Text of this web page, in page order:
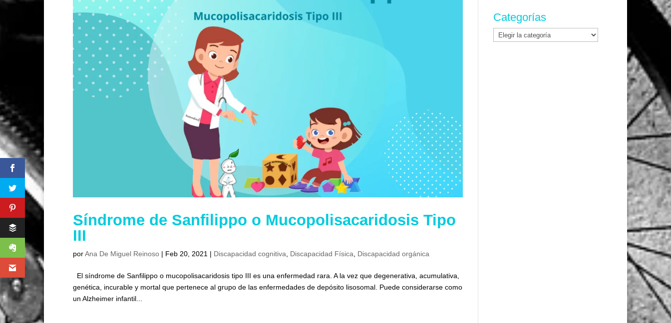
Síndrome de Sanfilippo o Mucopolisacaridosis Tipo
III
porAna De Miguel Reinoso | Feb 20, 2021 | Discapacidad cognitiva Discapacidad Física Discapacidad orgánica
El síndrome de Sanfilippo o mucopolisacaridosis tipo III es una enfermedad rara. A la vez que degenerativa, acumulativa,
genética, incurable y mortal que pertenece al grupo de las enfermedades de depósito lisosomal. Puede considerarse como
un Alzheimer infantil...
Categorías
Categorías